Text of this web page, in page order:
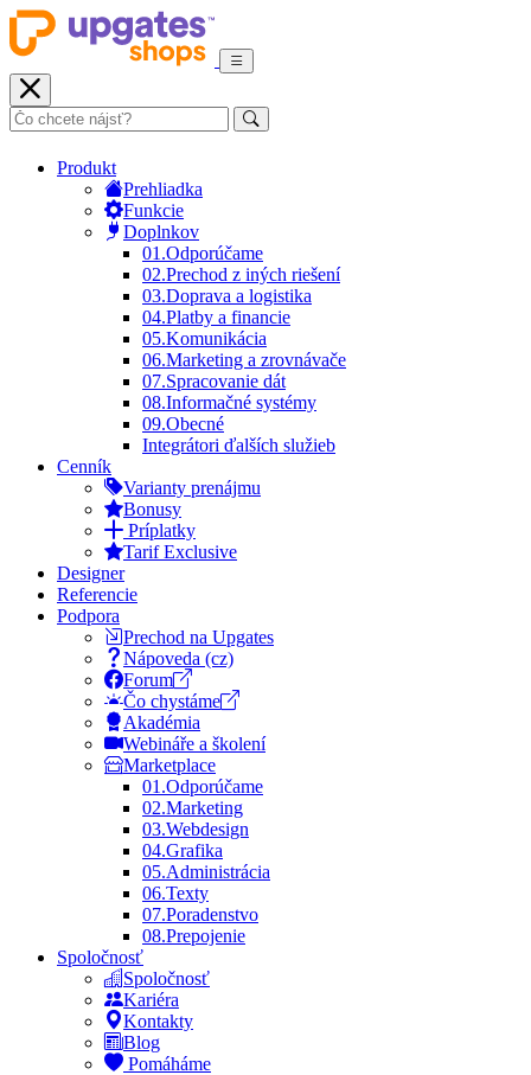
Produkt
Prehliadka
Funkcie
Doplnkov
01.Odporúčame
02.Prechod z iných riešení
03.Doprava a logistika
04.Platby a financie
05.Komunikácia
06.Marketing a zrovnávače
07.Spracovanie dát
08.Informačné systémy
09.Obecné
Integrátori ďalších služieb
Cenník
Varianty prenájmu
Bonusy
Príplatky
Tarif Exclusive
Designer
Referencie
Podpora
Prechod na Upgates
Nápoveda (cz)
Forum
Čo chystáme
Akadémia
Webináře a školení
Marketplace
01.Odporúčame
02.Marketing
03.Webdesign
04.Grafika
05.Administrácia
06.Texty
07.Poradenstvo
08.Prepojenie
Spoločnosť
Spoločnosť
Kariéra
Kontakty
Blog
Pomáháme